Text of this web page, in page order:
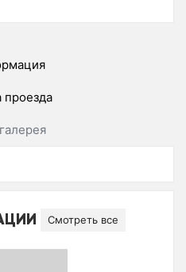
проезда
Смотреть все